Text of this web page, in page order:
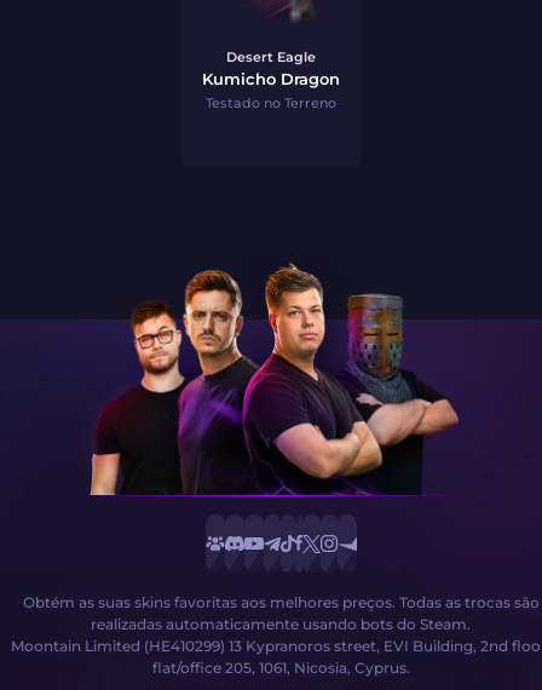
Desert Eagle
Kumicho Dragon
Testado no Terreno
Obtém as suas skins favoritas aos melhores preços. Todas as trocas são
realizadas automaticamente usando bots do Steam.
Moontain Limited (HE410299) 13 Kypranoros street, EVI Building, 2nd
flat/office 205, 1061, Nicosia, Cyprus.